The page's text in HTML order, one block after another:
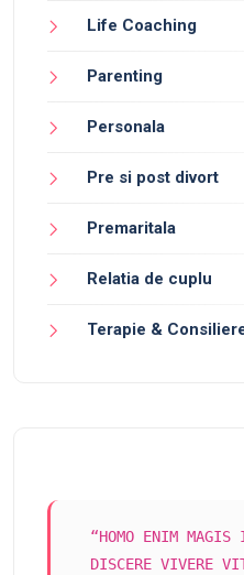
Life Coaching
Parenting
Personala
Pre si post divort
Premaritala
Relatia de cuplu
Terapie &
“HOMO ENIM
DISCERE VIVERE